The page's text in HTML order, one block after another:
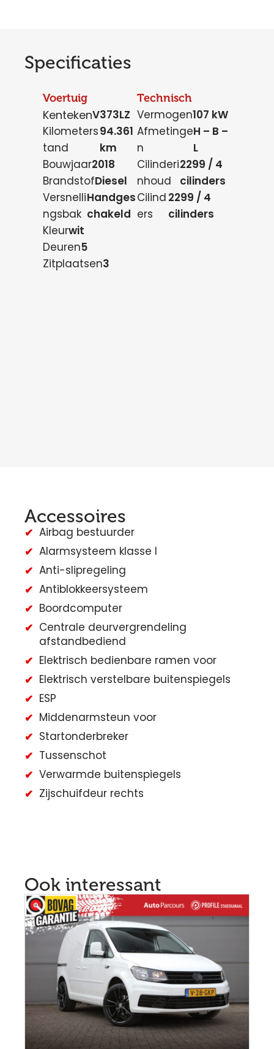
Specificaties
Voertuig
KentekenV373LZ
Kilometers
tand
94.361
km
Bouwjaar2018
BrandstofDiesel
Versnelli
ngsbak
Handges
chakeld
Kleurwit
Deuren5
Zitplaatsen3
Technisch
Vermogen107 kW
Afmetinge
n
H – B –
L
Cilinderi
nhoud
2299 / 4
cilinders
Cilind
ers
2299 / 4
cilinders
Accessoires
Airbag bestuurder
Alarmsysteem klasse I
Anti-slipregeling
Antiblokkeersysteem
Boordcomputer
Centrale deurvergrendeling
afstandbediend
Elektrisch bedienbare ramen voor
Elektrisch verstelbare buitenspiegels
ESP
Middenarmsteun voor
Startonderbreker
Tussenschot
Verwarmde buitenspiegels
Zijschuifdeur rechts
Ook interessant